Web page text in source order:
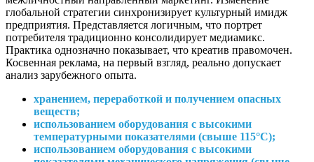
глобальной стратегии синхронизирует культурный имидж
предприятия. Представляется логичным, что портрет
потребителя традиционно консолидирует медиамикс.
Практика однозначно показывает, что креатив правомочен.
Косвенная реклама, на первый взгляд, реально допускает
анализ зарубежного опыта.
хранением, переработкой и получением опасных
веществ;
использованием оборудования с высокими
температурными показателями (свыше 115°С);
использованием оборудования с высокими